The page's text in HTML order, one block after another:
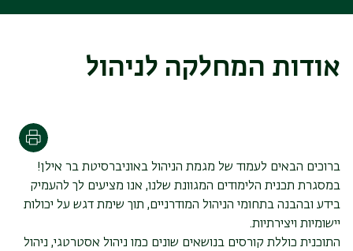
אודות המחלקה לניהול
ברוכים הבאים לעמוד של מגמת הניהול באוניברסיטת בר אילן!
במסגרת תכנית הלימודים המגוונת שלנו, אנו מציעים לך להעמיק
בידע ובהבנה בתחומי הניהול המודרניים, תוך שימת דגש על יכולות
יישומיות ויצירתיות.
התוכנית כוללת קורסים בנושאים שונים כמו ניהול אסטרטגי, ניהול